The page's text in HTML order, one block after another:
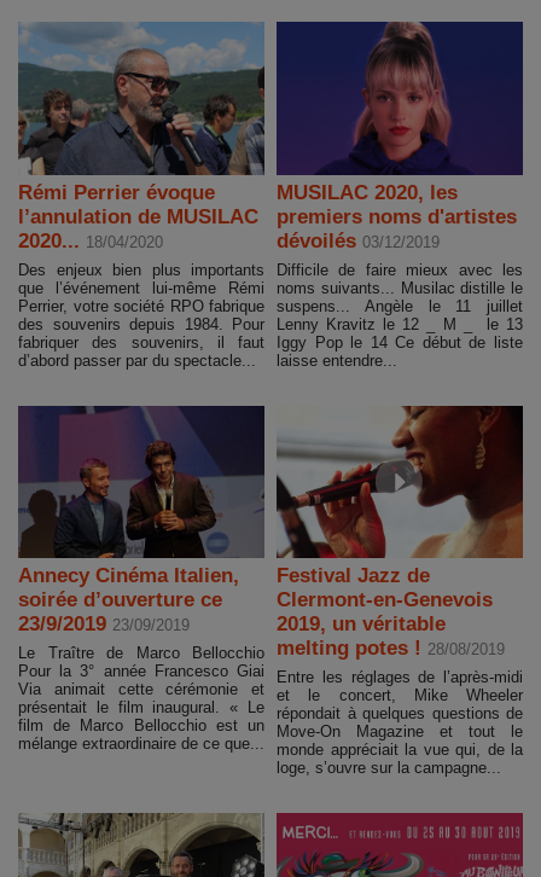
Rémi Perrier évoque
l’annulation de MUSILAC
2020... 18/04/2020
Des enjeux bien plus importants
que l’événement lui-même Rémi
Perrier, votre société RPO fabrique
des souvenirs depuis 1984. Pour
fabriquer des souvenirs, il faut
d’abord passer par du spectacle...
MUSILAC 2020, les
premiers noms d'artistes
dévoilés 03/12/2019
Difficile de faire mieux avec les
noms suivants... Musilac distille le
suspens... Angèle le 11 juillet
Lenny Kravitz le 12 _ M _ le 13
Iggy Pop le 14 Ce début de liste
laisse entendre...
Annecy Cinéma Italien,
soirée d’ouverture ce
23/9/2019 23/09/2019
Le Traître de Marco Bellocchio
Pour la 3° année Francesco Giai
Via animait cette cérémonie et
présentait le film inaugural. « Le
film de Marco Bellocchio est un
mélange extraordinaire de ce que...
Festival Jazz de
Clermont-en-Genevois
2019, un véritable
melting potes ! 28/08/2019
Entre les réglages de l’après-midi
et le concert, Mike Wheeler
répondait à quelques questions de
Move-On Magazine et tout le
monde appréciait la vue qui, de la
loge, s’ouvre sur la campagne...